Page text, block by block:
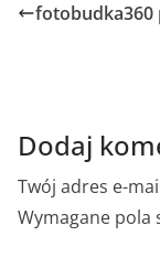
fotobudka360
Dodaj
Twój adres e-
Wymagane pola